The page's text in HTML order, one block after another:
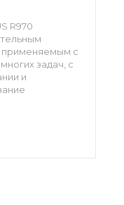
R970
применяемым с
задач, с
и
в